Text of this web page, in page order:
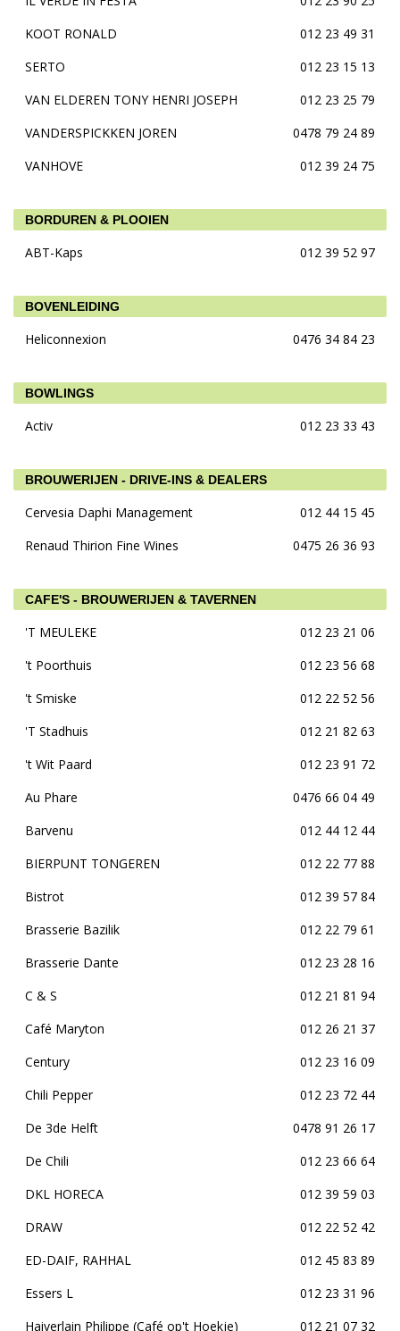
KOOT RONALD
012 23 49 31
SERTO
012 23 15 13
VAN ELDEREN TONY HENRI JOSEPH
012 23 25 79
VANDERSPICKKEN JOREN
0478 79 24 89
VANHOVE
012 39 24 75
BORDUREN & PLOOIEN
ABT-Kaps 012 39 52 97
BOVENLEIDING
Heliconnexion 0476 34 84 23
BOWLINGS
Activ 012 23 33 43
BROUWERIJEN - DRIVE-INS & DEALERS
Cervesia Daphi Management
012 44 15 45
Renaud Thirion Fine Wines
0475 26 36 93
CAFE'S - BROUWERIJEN & TAVERNEN
'T MEULEKE
012 23 21 06
't Poorthuis
012 23 56 68
't Smiske
012 22 52 56
'T Stadhuis
012 21 82 63
't Wit Paard
012 23 91 72
Au Phare
0476 66 04 49
Barvenu
012 44 12 44
BIERPUNT TONGEREN
012 22 77 88
Bistrot
012 39 57 84
Brasserie Bazilik
012 22 79 61
Brasserie Dante
012 23 28 16
C & S
012 21 81 94
Café Maryton
012 26 21 37
Century
012 23 16 09
Chili Pepper
012 23 72 44
De 3de Helft
0478 91 26 17
De Chili
012 23 66 64
DKL HORECA
012 39 59 03
DRAW
012 22 52 42
ED-DAIF, RAHHAL
012 45 83 89
Essers L
012 23 31 96
Haiverlain Philippe (Café op't Hoekje)
012 21 07 32